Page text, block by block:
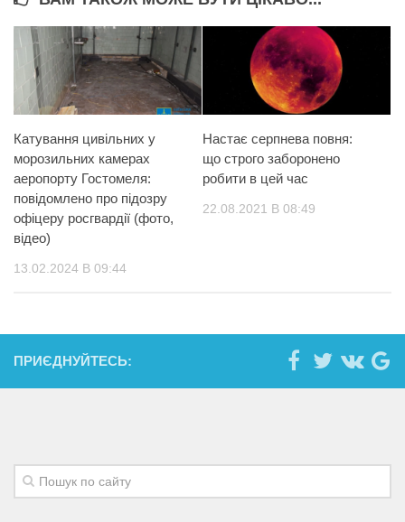
Катування цивільних у
морозильних камерах
аеропорту Гостомеля:
повідомлено про підозру
офіцеру росгвардії (фото,
відео)
13.02.2024 В 09:44
Настає серпнева повня:
що строго заборонено
робити в цей час
22.08.2021 В 08:49
ПРИЄДНУЙТЕСЬ: